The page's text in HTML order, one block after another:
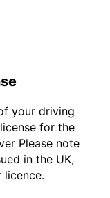
your driving
for the
Please note
in the UK,